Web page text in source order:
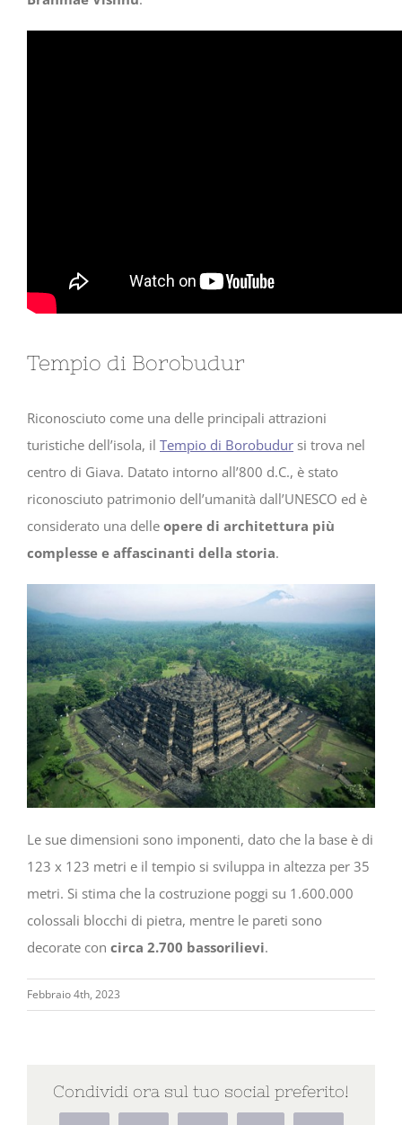
Tempio di Borobudur
Riconosciuto come una delle principali attrazioni
turistiche dell’isola, il Tempio di Borobudur si trova nel
centro di Giava. Datato intorno all’800 d.C., è stato
riconosciuto patrimonio dell’umanità dall’UNESCO ed è
considerato una delle opere di architettura più
complesse e affascinanti della storia.
Le sue dimensioni sono imponenti, dato che la base è di
123 x 123 metri e il tempio si sviluppa in altezza per 35
metri. Si stima che la costruzione poggi su 1.600.000
colossali blocchi di pietra, mentre le pareti sono
decorate con circa 2.700 bassorilievi.
Febbraio 4th, 2023
Condividi ora sul tuo social preferito!